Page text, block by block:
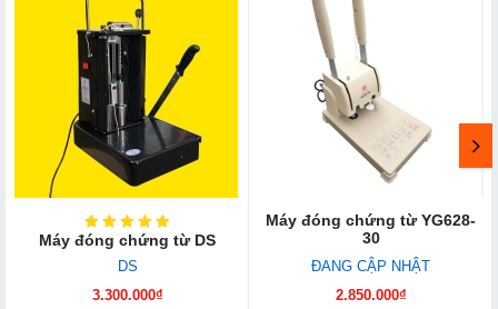
Máy đóng chứng từ DS
DS
3.300.000₫
Máy đóng chứng từ YG628-
30
ĐANG CẬP NHẬT
2.850.000₫